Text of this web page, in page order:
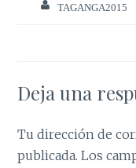
TAGANGA2015
Deja una
Tu dirección de
publicada. Los